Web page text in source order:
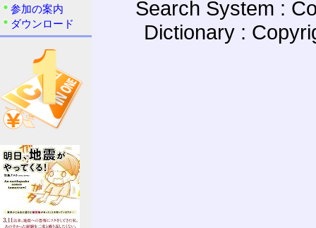
Search System :
Dictionary :
参加の案内
ダウンロード